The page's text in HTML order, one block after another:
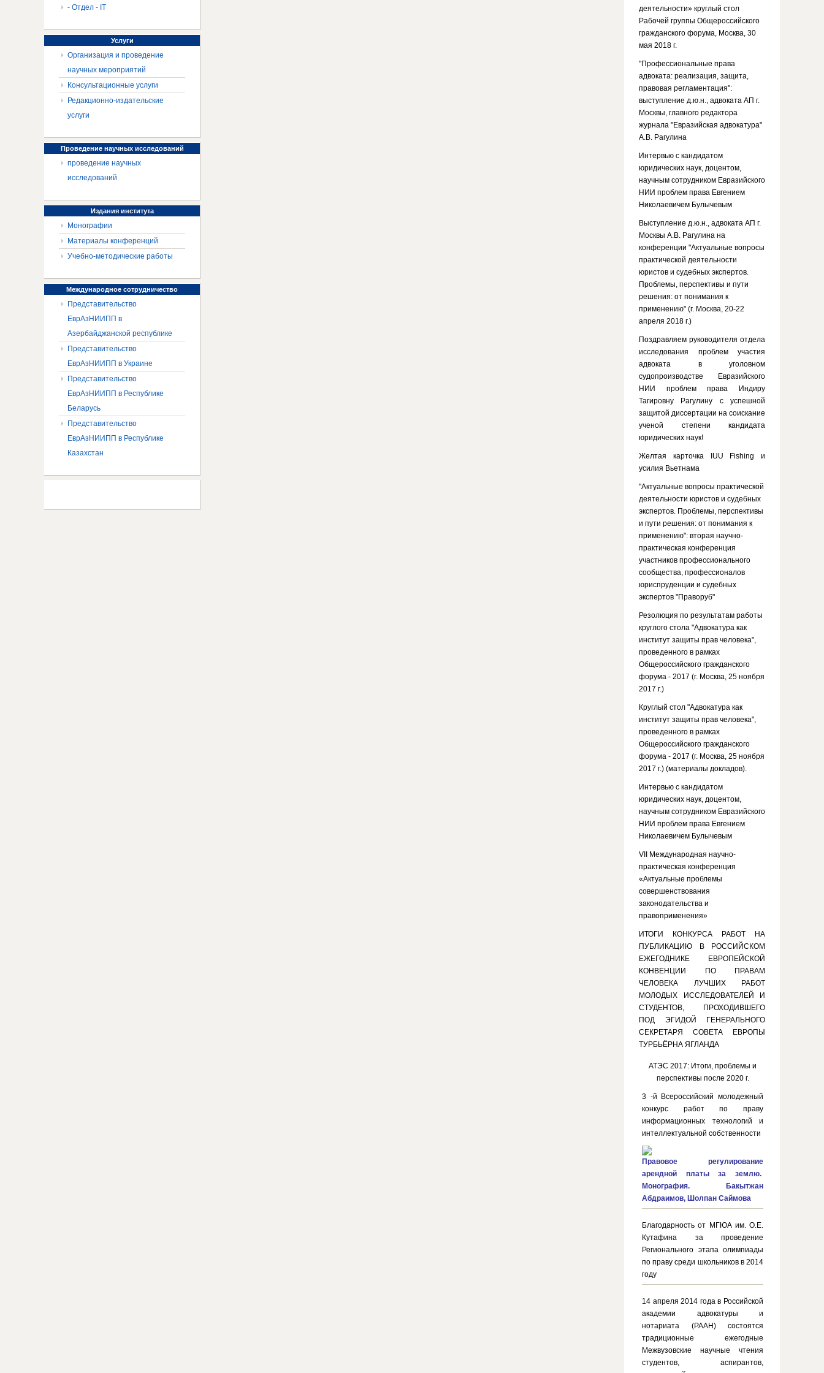
- Отдел - IT
Услуги
Организация и проведение
научных мероприятий
Консультационные услуги
Редакционно-издательские
услуги
Проведениенаучных исследований
проведение научных
исследований
Изданияинститута
Монографии
Материалы конференций
Учебно-методические работы
Международное сотрудничество
Представительство
ЕврАзНИИПП в
Азербайджанской республике
Представительство
ЕврАзНИИПП в Украине
Представительство
ЕврАзНИИПП в Республике
Беларусь
Представительство
ЕврАзНИИПП в Республике
Казахстан
деятельности» круглый стол
Рабочей группы Общероссийского
гражданского форума, Москва, 30
мая 2018 г.
"Профессиональные права
адвоката: реализация, защита,
правовая регламентация":
выступление д.ю.н., адвоката АП г.
Москвы, главного редактора
журнала "Евразийская адвокатура"
А.В. Рагулина
Интервью с кандидатом
юридических наук, доцентом,
научным сотрудником Евразийского
НИИ проблем права Евгением
Николаевичем Булычевым
Выступление д.ю.н., адвоката АП г.
Москвы А.В. Рагулина на
конференции "Актуальные вопросы
практической деятельности
юристов и судебных экспертов.
Проблемы, перспективы и пути
решения: от понимания к
применению" (г. Москва, 20-22
апреля 2018 г.)
Поздравляем руководителя отдела
исследования проблем участия
адвоката в уголовном
судопроизводстве Евразийского
НИИ проблем права Индиру
Тагировну Рагулину с успешной
защитой диссертации на соискание
ученой степени кандидата
юридических наук!
Желтая карточка IUU Fishing и
усилия Вьетнама
"Актуальные вопросы практической
деятельности юристов и судебных
экспертов. Проблемы, перспективы
и пути решения: от понимания к
применению": вторая научно-
практическая конференция
участников профессионального
сообщества, профессионалов
юриспруденции и судебных
экспертов "Праворуб"
Резолюция по результатам работы
круглого стола "Адвокатура как
институт защиты прав человека",
проведенного в рамках
Общероссийского гражданского
форума - 2017 (г. Москва, 25 ноября
2017 г.)
Круглый стол "Адвокатура как
институт защиты прав человека",
проведенного в рамках
Общероссийского гражданского
форума - 2017 (г. Москва, 25 ноября
2017 г.) (материалы докладов).
Интервью с кандидатом
юридических наук, доцентом,
научным сотрудником Евразийского
НИИ проблем права Евгением
Николаевичем Булычевым
VII Международная научно-
практическая конференция
«Актуальные проблемы
совершенствования
законодательства и
правоприменения»
ИТОГИ КОНКУРСА РАБОТ НА
ПУБЛИКАЦИЮ В РОССИЙСКОМ
ЕЖЕГОДНИКЕ ЕВРОПЕЙСКОЙ
КОНВЕНЦИИ ПО ПРАВАМ
ЧЕЛОВЕКА ЛУЧШИХ РАБОТ
МОЛОДЫХ ИССЛЕДОВАТЕЛЕЙ И
СТУДЕНТОВ, ПРОХОДИВШЕГО
ПОД ЭГИДОЙ ГЕНЕРАЛЬНОГО
СЕКРЕТАРЯ СОВЕТА ЕВРОПЫ
ТУРБЬЁРНА ЯГЛАНДА
АТЭС 2017: Итоги, проблемы и
перспективы после 2020 г.
3 -й Всероссийский молодежный
конкурс работ по праву
информационных технологий и
интеллектуальной собственности
Правовое регулирование
арендной платы за землю.
Монография. Бакытжан
Абдраимов, Шолпан Саймова
Благодарность от МГЮА им. О.Е.
Кутафина за проведение
Регионального этапа олимпиады
по праву среди школьников в 2014
году
14 апреля 2014 года в Российской
академии адвокатуры и
нотариата (РААН) состоятся
традиционные ежегодные
Межвузовские научные чтения
студентов, аспирантов,